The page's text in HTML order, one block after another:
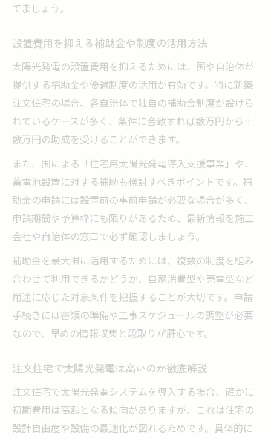
てましょう。
設置費用を抑える補助金や制度の活用方法
太陽光発電の設置費用を抑えるためには、国や自治体が
提供する補助金や優遇制度の活用が有効です。特に新築
注文住宅の場合、各自治体で独自の補助金制度が設けら
れているケースが多く、条件に合致すれば数万円から十
数万円の助成を受けることができます。
また、国による「住宅用太陽光発電導入支援事業」や、
蓄電池設置に対する補助も検討すべきポイントです。補
助金の申請には設置前の事前申請が必要な場合が多く、
申請期間や予算枠にも限りがあるため、最新情報を施工
会社や自治体の窓口で必ず確認しましょう。
補助金を最大限に活用するためには、複数の制度を組み
合わせて利用できるかどうか、自家消費型や売電型など
用途に応じた対象条件を把握することが大切です。申請
手続きには書類の準備や工事スケジュールの調整が必要
なので、早めの情報収集と段取りが肝心です。
注文住宅で太陽光発電は高いのか徹底解説
注文住宅で太陽光発電システムを導入する場合、確かに
初期費用は高額となる傾向がありますが、これは住宅の
設計自由度や設備の最適化が図れるためです。具体的に